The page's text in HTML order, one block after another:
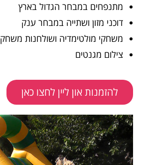
מתנפחים במבחר הגדול בארץ
דוכני מזון ושתייה במבחר ענק
משחקי מולטימדיה ושולחנות משחק
צילום מגנטים
להזמנות און ליין לחצו כאן